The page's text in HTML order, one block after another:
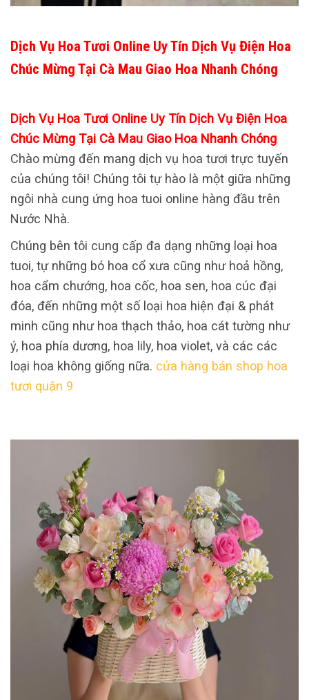
Dịch Vụ Hoa Tươi Online Uy Tín Dịch Vụ Điện Hoa
Chúc Mừng Tại Cà Mau Giao Hoa Nhanh Chóng
Dịch Vụ Hoa Tươi Online Uy Tín Dịch Vụ Điện Hoa
Chúc Mừng Tại Cà Mau Giao Hoa Nhanh Chóng
Chào mừng đến mang dịch vụ hoa tươi trực tuyến
của chúng tôi! Chúng tôi tự hào là một giữa những
ngôi nhà cung ứng hoa tuoi online hàng đầu trên
Nước Nhà.
Chúng bên tôi cung cấp đa dạng những loại hoa
tuoi, tự những bó hoa cổ xưa cũng như hoả hồng,
hoa cẩm chướng, hoa cốc, hoa sen, hoa cúc đại
đóa, đến những một số loại hoa hiện đại & phát
minh cũng như hoa thạch thảo, hoa cát tường như
ý, hoa phía dương, hoa lily, hoa violet, và các các
loại hoa không giống nữa. cửa hàng bán shop hoa
tươi quận 9